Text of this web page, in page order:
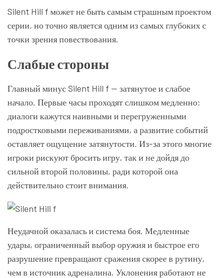
Silent Hill f может не быть самым страшным проектом
серии, но точно является одним из самых глубоких с
точки зрения повествования.
Слабые стороны
Главный минус Silent Hill f — затянутое и слабое
начало. Первые часы проходят слишком медленно:
диалоги кажутся наивными и перегруженными
подростковыми переживаниями, а развитие событий
оставляет ощущение затянутости. Из-за этого многие
игроки рискуют бросить игру, так и не дойдя до
сильной второй половины, ради которой она
действительно стоит внимания.
Неудачной оказалась и система боя. Медленные
удары, ограниченный выбор оружия и быстрое его
разрушение превращают сражения скорее в рутину,
чем в источник адреналина. Уклонения работают не